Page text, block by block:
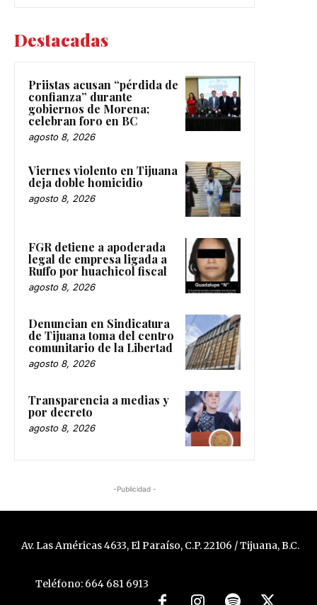
Destacadas
Priistas acusan “pérdida de
confianza” durante
gobiernos de Morena;
celebran foro en BC
agosto 8, 2026
Viernes violento en Tijuana
deja doble homicidio
agosto 8, 2026
FGR detiene a apoderada
legal de empresa ligada a
Ruffo por huachicol fiscal
agosto 8, 2026
Denuncian en Sindicatura
de Tijuana toma del centro
comunitario de la Libertad
agosto 8, 2026
Transparencia a medias y
por decreto
agosto 8, 2026
-Publicidad -
Av. Las Américas 4633, El Paraíso, C.P. 22106 / Tijuana, B.C.
Teléfono: 664 681 6913